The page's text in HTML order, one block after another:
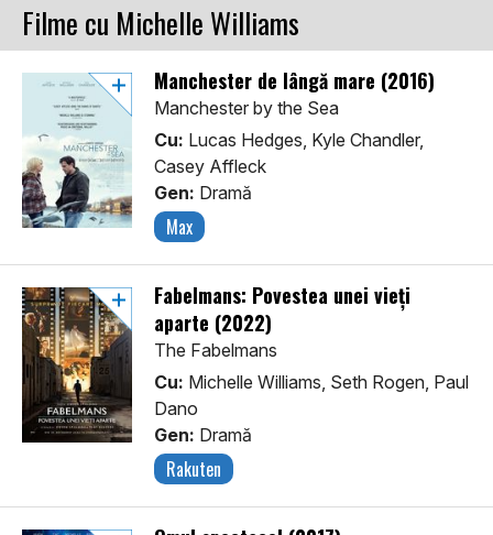
Filme cu Michelle Williams
Manchester de lângă mare (2016)
Manchester by the Sea
Cu: Lucas Hedges, Kyle Chandler,
Casey Affleck
Gen: Dramă
Max
Fabelmans: Povestea unei vieți
aparte (2022)
The Fabelmans
Cu: Michelle Williams, Seth Rogen, Paul
Dano
Gen: Dramă
Rakuten